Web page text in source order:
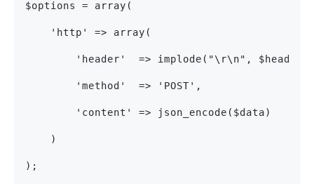
$options = array(
    'http' => array(
'header'  => implode("\r\n",
        'method'  => 'POST',
        'content' => json_encode($data)
    )
);